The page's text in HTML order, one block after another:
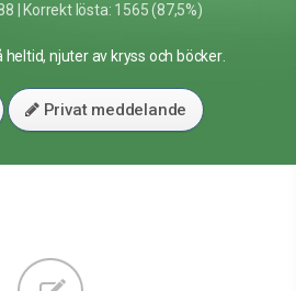
| Korrekt lösta: 1565 (87,5%)
njuter av kryss och böcker.
Privat meddelande